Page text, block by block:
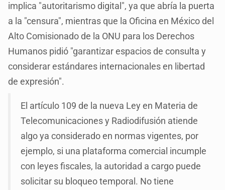
implica "autoritarismo digital", ya que abría la puerta
a la "censura", mientras que la Oficina en México del
Alto Comisionado de la ONU para los Derechos
Humanos pidió "garantizar espacios de consulta y
considerar estándares internacionales en libertad
de expresión".
El artículo 109 de la nueva Ley en Materia de
Telecomunicaciones y Radiodifusión atiende
algo ya considerado en normas vigentes, por
ejemplo, si una plataforma comercial incumple
con leyes fiscales, la autoridad a cargo puede
solicitar su bloqueo temporal. No tiene